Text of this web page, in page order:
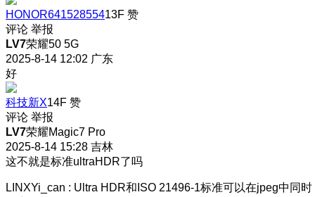
HONOR64152855413F 赞
评论 举报
LV7荣耀50 5G
2025-8-14 12:02 广东
好
科技新X14F 赞
评论 举报
LV7荣耀Magic7 Pro
2025-8-14 15:28 吉林
这不就是标准ultraHDR了吗
LINXYi_can : Ultra HDR和ISO 21496-1标准可以在jpeg中同时